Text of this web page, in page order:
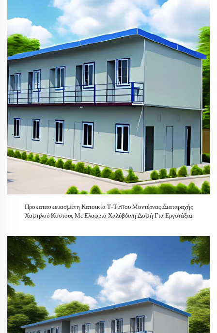
Προκατασκευασμένη Κατοικία Τ-Τύπου Μοντέρνας Διαταραχής
Χαμηλού Κόστους Με Ελαφριά Χαλύβδινη Δομή Για Εργοτάξια